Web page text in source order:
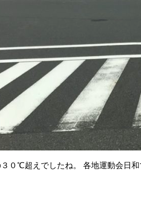
０℃超えでしたね。 各地運動会日